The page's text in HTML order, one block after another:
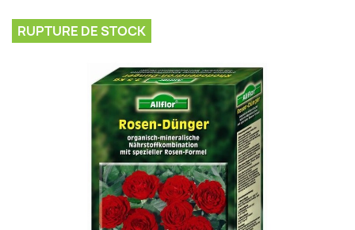
RUPTURE DE STOCK